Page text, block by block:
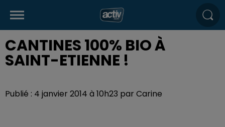
CANTINES 100% BIO À
SAINT-ETIENNE !
Publié : 4 janvier 2014 à 10h23 par Carine